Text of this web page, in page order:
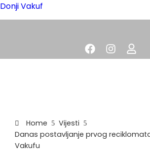
Donji Vakuf
Home
Vijesti
Danas postavljanje prvog
Vakufu